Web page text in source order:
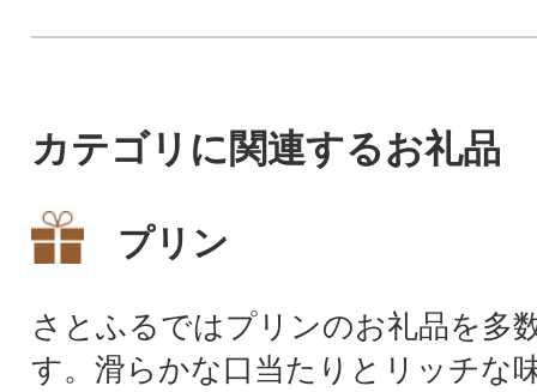
カテゴリに関連するお礼品
プリン
さとふるではプリンのお礼品を多
す。滑らかな口当たりとリッチな